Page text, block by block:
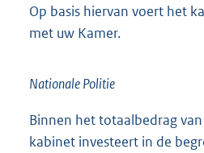
Op basis hiervan voert het
met uw Kamer.
Nationale Politie
Binnen het totaalbedrag
kabinet investeert in de